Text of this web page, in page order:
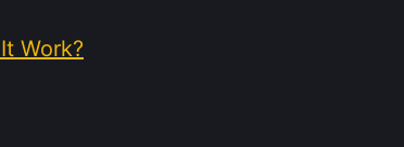
Work?